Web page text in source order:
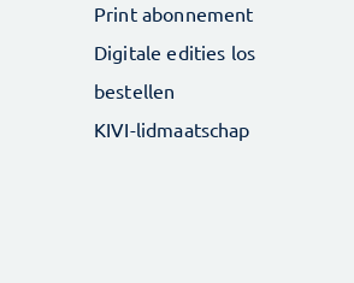
Print abonnement
Digitale edities los
bestellen
KIVI-lidmaatschap